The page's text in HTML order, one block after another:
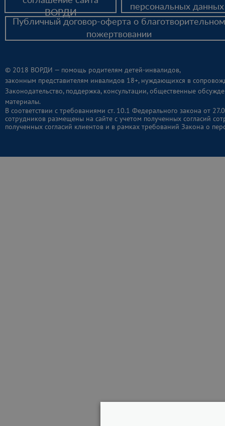
ВОРДИ
© 2018 ВОРДИ — помощь родителям детей-инвалидов,
законным представителям инвалидов 18+, нуждающихся в
Законодательство, поддержка, консультации, общественные
материалы.
персональных данных
Публичный договор-оферта о благотворительном
пожертвовании
В соответствии с требованиями ст. 10.1 Федерального закона от
сотрудников размещены на сайте с учетом полученных согласий
полученных согласий клиентов и в рамках требований Закона о